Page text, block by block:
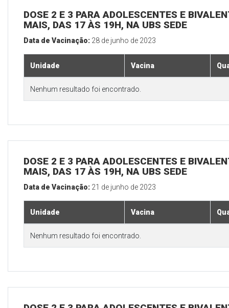
DOSE 2 E 3 PARA ADOLESCENTES E
MAIS, DAS 17 ÀS 19H, NA UBS SEDE
Data de Vacinação: 28 de junho de 2023
Unidade Vacina
Nenhum resultado foi encontrado.
DOSE 2 E 3 PARA ADOLESCENTES E
MAIS, DAS 17 ÀS 19H, NA UBS SEDE
Data de Vacinação: 21 de junho de 2023
Unidade Vacina
Nenhum resultado foi encontrado.